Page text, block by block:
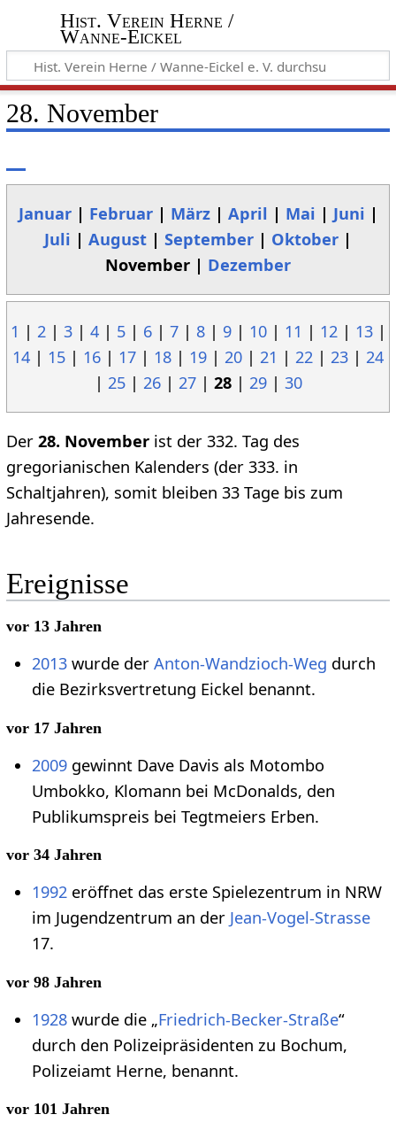
Hist. Verein Herne /
Wanne-Eickel
28. November
Januar| Februar| März| April | Mai | Juni |
Juli | August | September | Oktober |
November | Dezember
1 | 2| 3| 4| 5| 6| 7| 8| 9| 10| 11 | 12| 13|
14 | 15 | 16 | 17 | 18 | 19 | 20 | 21 | 22 | 23 | 24
| 25| 26| 27| 28| 29| 30
Der 28. Novemberist der 332. Tag des
gregorianischen Kalenders (der 333. in
Schaltjahren), somit bleiben 33 Tage bis zum
Jahresende.
Ereignisse
vor 13 Jahren
2013 wurde der Anton-Wandzioch-Weg durch
die Bezirksvertretung Eickel benannt.
vor 17 Jahren
2009 gewinnt Dave Davis als Motombo
Umbokko, Klomann bei McDonalds, den
Publikumspreis bei Tegtmeiers Erben.
vor 34 Jahren
1992 eröffnet das erste Spielezentrum in NRW
im Jugendzentrum an der Jean-Vogel-Strasse
17.
vor 98 Jahren
1928 wurde die „Friedrich-Becker-Straße“
durch den Polizeipräsidenten zu Bochum,
Polizeiamt Herne, benannt.
vor 101 Jahren